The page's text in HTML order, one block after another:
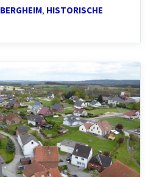
BERGHEIM, HISTORISCHE